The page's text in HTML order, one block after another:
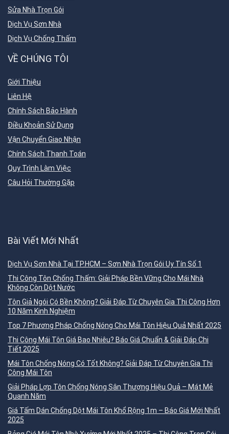
Sửa Nhà Trọn Gói
Dịch Vụ Sơn Nhà
Dịch Vụ Chống Thấm
VỀ CHÚNG TÔI
Giới Thiệu
Liên Hệ
Chính Sách Bảo Hành
Điều Khoản Sử Dụng
Vận Chuyển Giao Nhận
Chính Sách Thanh Toán
Quy Trình Làm Việc
Câu Hỏi Thường Gặp
Bài Viết Mới Nhất
Dịch Vụ Sơn Nhà Tại TP.HCM – Sơn Nhà Trọn Gói Uy Tín Số 1
Thi Công Tôn Chống Thấm: Giải Pháp Bền Vững Cho Mái Nhà
Không Còn Dột Nước
Tôn Giả Ngói Có Bền Không? Giải Đáp Từ Chuyên Gia Thi Công Hơn
10 Năm Kinh Nghiệm
Top 7 Phương Pháp Chống Nóng Cho Mái Tôn Hiệu Quả Nhất 2025
Thi Công Mái Tôn Giá Bao Nhiêu? Báo Giá Chuẩn & Giải Đáp Chi
Tiết 2025
Mái Tôn Chống Nóng Có Tốt Không? Giải Đáp Từ Chuyên Gia Thi
Công Mái Tôn
Giải Pháp Lợp Tôn Chống Nóng Sân Thượng Hiệu Quả – Mát Mẻ
Quanh Năm
Giá Tấm Dán Chống Dột Mái Tôn Khổ Rộng 1m – Báo Giá Mới Nhất
2025